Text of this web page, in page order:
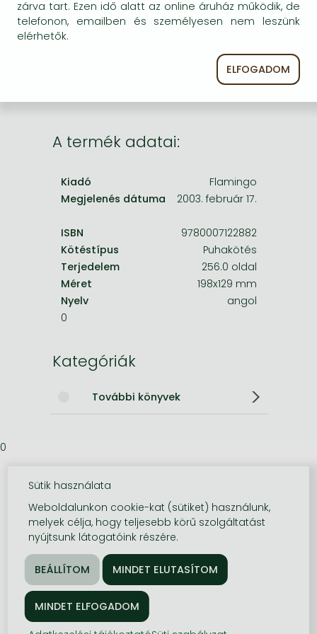
Frieren manga
Bleach manga
egyszer keresni szerzővel és címmel. Ha nem talál
másik, kapható kiadást, forduljon
ügyfélszolgálatunkhoz!
A termék adatai:
Kiadó
Flamingo
Megjelenés dátuma
2003. február 17.
ISBN
9780007122882
Kötéstípus
Puhakötés
Terjedelem
256.0 oldal
Méret
198x129 mm
Nyelv
angol
0
Kategóriák
További könyvek
0
zárva tart. Ezen idő alatt az online áruház működik, de
telefonon, emailben és személyesen nem leszünk
elérhetők.
ELFOGADOM
Sütik használata
Weboldalunkon cookie-kat (sütiket) használunk,
melyek célja, hogy teljesebb körű szolgáltatást
nyújtsunk látogatóink részére.